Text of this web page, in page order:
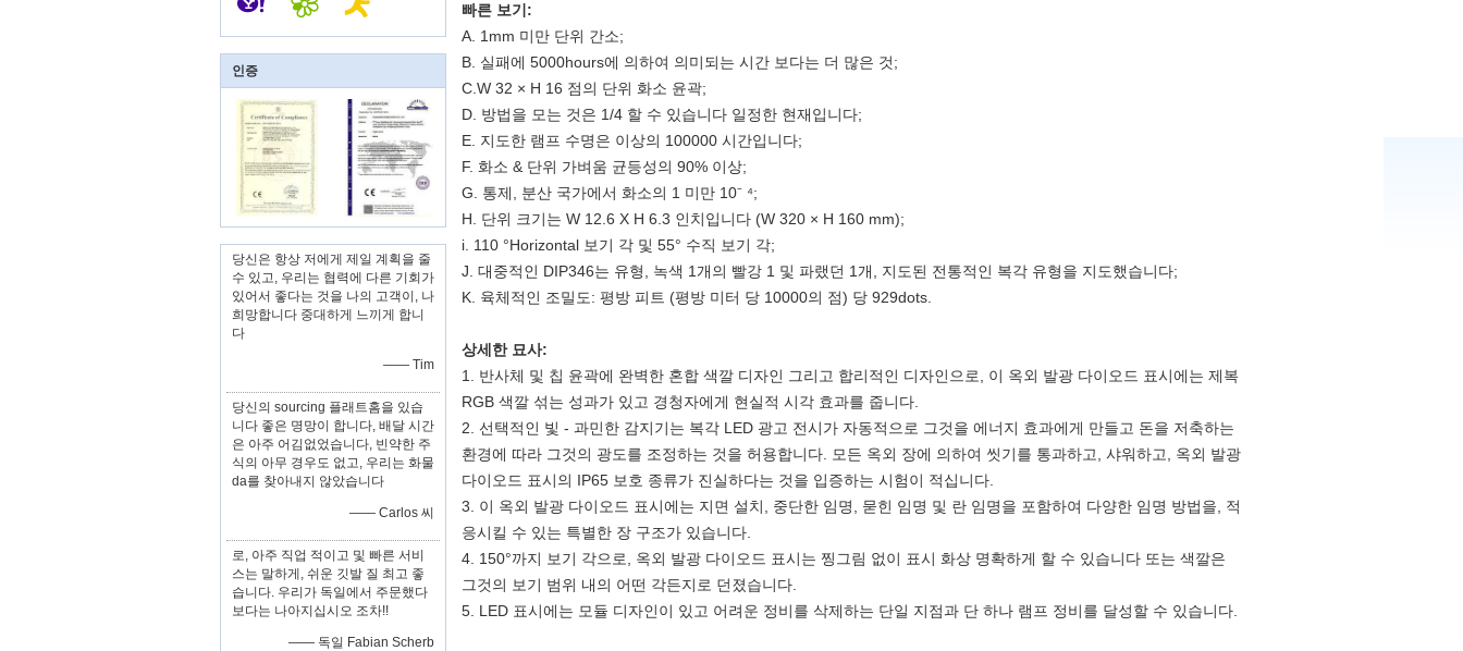
인증
당신은 항상 저에게 제일 계획을 줄
수 있고, 우리는 협력에 다른 기회가
있어서 좋다는 것을 나의 고객이, 나
희망합니다 중대하게 느끼게 합니
다
—— Tim
당신의 sourcing 플래트홈을 있습
니다 좋은 명망이 합니다, 배달 시간
은 아주 어김없었습니다, 빈약한 주
식의 아무 경우도 없고, 우리는 화물
da를 찾아내지 않았습니다
—— Carlos 씨
로, 아주 직업 적이고 및 빠른 서비
스는 말하게, 쉬운 깃발 질 최고 좋
습니다. 우리가 독일에서 주문했다
보다는 나아지십시오 조차!!
—— 독일 Fabian Scherb
빠른 보기:
A. 1mm 미만 단위 간소;
B. 실패에 5000hours에 의하여 의미되는 시간 보다는 더 많은 것;
C.W 32 × H 16 점의 단위 화소 윤곽;
D. 방법을 모는 것은 1/4 할 수 있습니다 일정한 현재입니다;
E. 지도한 램프 수명은 이상의 100000 시간입니다;
F. 화소 & 단위 가벼움 균등성의 90% 이상;
G. 통제, 분산 국가에서 화소의 1 미만 10⁻ ⁴;
H. 단위 크기는 W 12.6 X H 6.3 인치입니다 (W 320 × H 160 mm);
i. 110 °Horizontal 보기 각 및 55° 수직 보기 각;
J. 대중적인 DIP346는 유형, 녹색 1개의 빨강 1 및 파랬던 1개, 지도된 전통적인 복각 유형을 지도했습니다;
K. 육체적인 조밀도: 평방 피트 (평방 미터 당 10000의 점) 당 929dots.
상세한 묘사:
1. 반사체 및 칩 윤곽에 완벽한 혼합 색깔 디자인 그리고 합리적인 디자인으로, 이 옥외 발광 다이오드 표시에는 제복
RGB 색깔 섞는 성과가 있고 경청자에게 현실적 시각 효과를 줍니다.
2. 선택적인 빛 - 과민한 감지기는 복각 LED 광고 전시가 자동적으로 그것을 에너지 효과에게 만들고 돈을 저축하는
환경에 따라 그것의 광도를 조정하는 것을 허용합니다. 모든 옥외 장에 의하여 씻기를 통과하고, 샤워하고, 옥외 발광
다이오드 표시의 IP65 보호 종류가 진실하다는 것을 입증하는 시험이 적십니다.
3. 이 옥외 발광 다이오드 표시에는 지면 설치, 중단한 임명, 묻힌 임명 및 란 임명을 포함하여 다양한 임명 방법을, 적
응시킬 수 있는 특별한 장 구조가 있습니다.
4. 150°까지 보기 각으로, 옥외 발광 다이오드 표시는 찡그림 없이 표시 화상 명확하게 할 수 있습니다 또는 색깔은
그것의 보기 범위 내의 어떤 각든지로 던졌습니다.
5. LED 표시에는 모듈 디자인이 있고 어려운 정비를 삭제하는 단일 지점과 단 하나 램프 정비를 달성할 수 있습니다.